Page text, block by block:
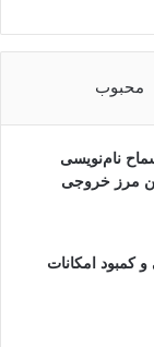
محبوب
سماح نام‌نویسی
مرز خروجی
کمبود امکانات